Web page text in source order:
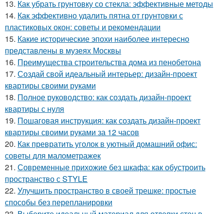
13. Как убрать грунтовку со стекла: эффективные методы
14. Как эффективно удалить пятна от грунтовки с
пластиковых окон: советы и рекомендации
15. Какие исторические эпохи наиболее интересно
представлены в музеях Москвы
16. Преимущества строительства дома из пенобетона
17. Создай свой идеальный интерьер: дизайн-проект
квартиры своими руками
18. Полное руководство: как создать дизайн-проект
квартиры с нуля
19. Пошаговая инструкция: как создать дизайн-проект
квартиры своими руками за 12 часов
20. Как превратить уголок в уютный домашний офис:
советы для малометражек
21. Современные прихожие без шкафа: как обустроить
пространство с STYLE
22. Улучшить пространство в своей трешке: простые
способы без перепланировки